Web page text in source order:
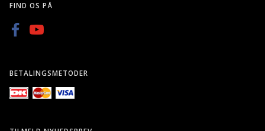
FIND OS PÅ
BETALINGSMETODER